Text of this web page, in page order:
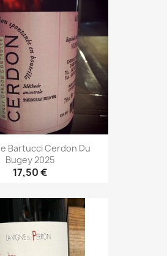
Bartucci Cerdon Du
Bugey 2025
17,50 €